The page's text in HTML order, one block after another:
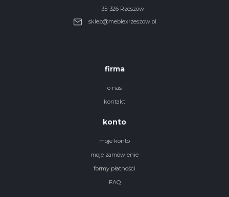
35-326 Rzeszów
sklep@meblexrzeszow.pl
firma
o nas
kontakt
konto
moje konto
moje zamówienie
formy płatności
FAQ